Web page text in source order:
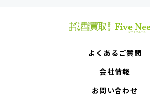
よくあるご質問
会社情報
お問い合わせ